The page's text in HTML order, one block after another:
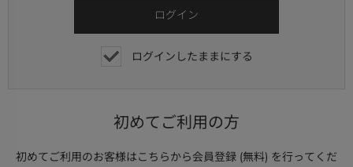
ログインしたままにする
初めてご利用の方
初めてご利用のお客様はこちらから会員登録 (無料) を行ってくだ